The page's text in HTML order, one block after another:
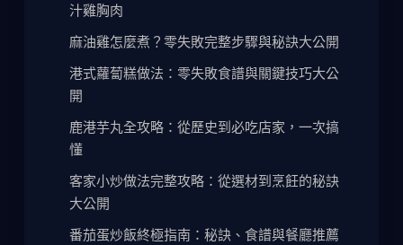
汁雞胸肉
麻油雞怎麼煮？零失敗完整步驟與秘訣大公開
港式蘿蔔糕做法：零失敗食譜與關鍵技巧大公
開
鹿港芋丸全攻略：從歷史到必吃店家，一次搞
懂
客家小炒做法完整攻略：從選材到烹飪的秘訣
大公開
番茄蛋炒飯終極指南：秘訣、食譜與餐廳推薦